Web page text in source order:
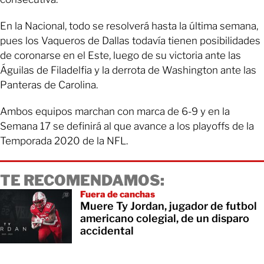
En la Nacional, todo se resolverá hasta la última semana,
pues los Vaqueros de Dallas todavía tienen posibilidades
de coronarse en el Este, luego de su victoria ante las
Águilas de Filadelfia y la derrota de Washington ante las
Panteras de Carolina.
Ambos equipos marchan con marca de 6-9 y en la
Semana 17 se definirá al que avance a los playoffs de la
Temporada 2020 de la NFL.
TE RECOMENDAMOS:
Fuera de canchas
Muere Ty Jordan, jugador de futbol
americano colegial, de un disparo
accidental